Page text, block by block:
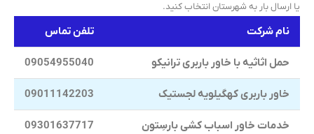
یا ارسال بار به شهرستان انتخاب کنید.
نام شرکت تلفن تماس
حمل اثاثیه با خاور باربری ترانیکو 09054955040
خاور باربری کهگیلویه لجستیک 09011142203
خدمات خاور اسباب کشی بارسِتون 09301637717